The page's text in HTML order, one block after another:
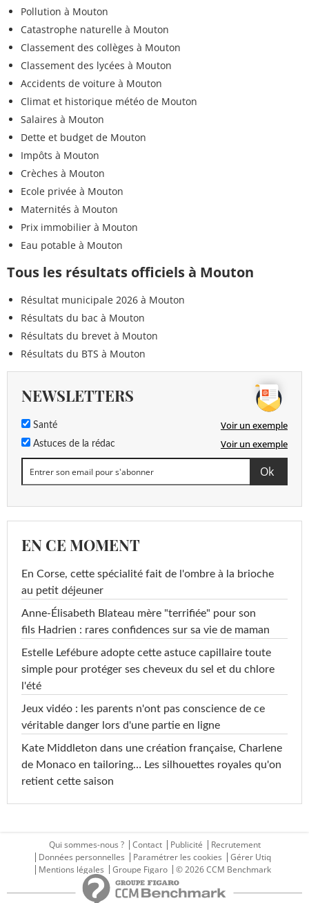
Pollution à Mouton
Catastrophe naturelle à Mouton
Classement des collèges à Mouton
Classement des lycées à Mouton
Accidents de voiture à Mouton
Climat et historique météo de Mouton
Salaires à Mouton
Dette et budget de Mouton
Impôts à Mouton
Crèches à Mouton
Ecole privée à Mouton
Maternités à Mouton
Prix immobilier à Mouton
Eau potable à Mouton
Tous les résultats officiels à Mouton
Résultat municipale 2026 à Mouton
Résultats du bac à Mouton
Résultats du brevet à Mouton
Résultats du BTS à Mouton
NEWSLETTERS
Santé Voir un exemple
Astuces de la rédac Voir un exemple
EN CE MOMENT
En Corse, cette spécialité fait de l'ombre à la brioche
au petit déjeuner
Anne-Élisabeth Blateau mère "terrifiée" pour son
fils Hadrien : rares confidences sur sa vie de maman
Estelle Lefébure adopte cette astuce capillaire toute
simple pour protéger ses cheveux du sel et du chlore
l'été
Jeux vidéo : les parents n'ont pas conscience de ce
véritable danger lors d'une partie en ligne
Kate Middleton dans une création française, Charlene
de Monaco en tailoring… Les silhouettes royales qu'on
retient cette saison
Qui sommes-nous ? Contact Publicité
Recrutement
Données personnelles
Paramétrer les cookies
Gérer Utiq
Mentions légales
Groupe Figaro © 2026 CCM Benchmark